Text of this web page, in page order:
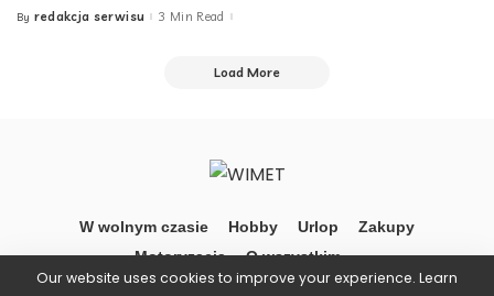
Posted
By redakcja serwisu 3 Min Read
Load More
W wolnym czasie Hobby Urlop
Zakupy
Motoryzacja
O wszystkim …
Our website uses cookies to improve your experience. Learn